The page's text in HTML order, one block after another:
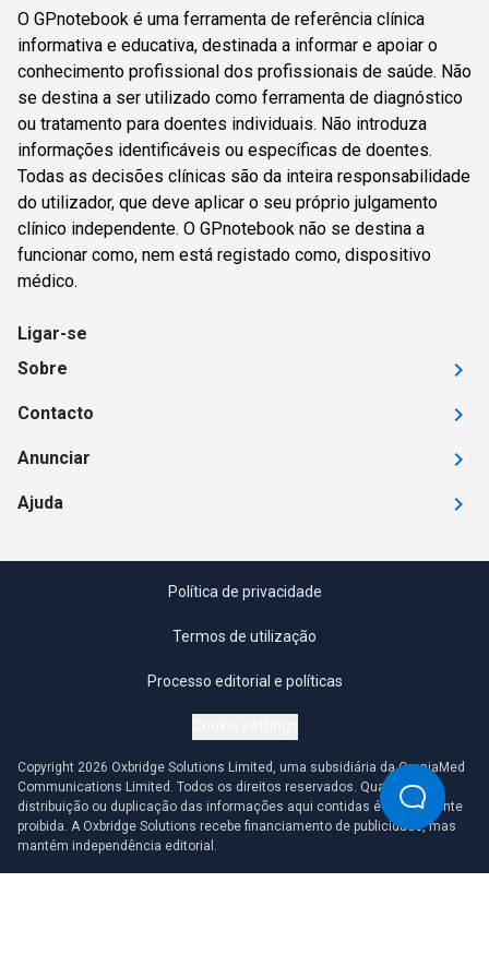
O GPnotebook é uma ferramenta de referência clínica
informativa e educativa, destinada a informar e apoiar o
conhecimento profissional dos profissionais de saúde. Não
se destina a ser utilizado como ferramenta de diagnóstico
ou tratamento para doentes individuais. Não introduza
informações identificáveis ou específicas de doentes.
Todas as decisões clínicas são da inteira responsabilidade
do utilizador, que deve aplicar o seu próprio julgamento
clínico independente. O GPnotebook não se destina a
funcionar como, nem está registado como, dispositivo
médico.
Ligar-se
Sobre
Contacto
Anunciar
Ajuda
Política de privacidade
Termos de utilização
Processo editorial e políticas
Copyright 2026 Oxbridge Solutions Limited, uma subsidiária da OmniaMed
Communications Limited. Todos os direitos reservados. Qualquer
distribuição ou duplicação das informações aqui contidas é estritamente
proibida. A Oxbridge Solutions recebe financiamento de publicidade, mas
mantém independência editorial.